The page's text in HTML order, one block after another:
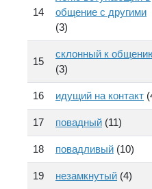
14
общение с другими
(3)
15
склонный к
(3)
16 идущий на контакт
17 повадный (11)
18 повадливый (10)
19 незамкнутый (4)